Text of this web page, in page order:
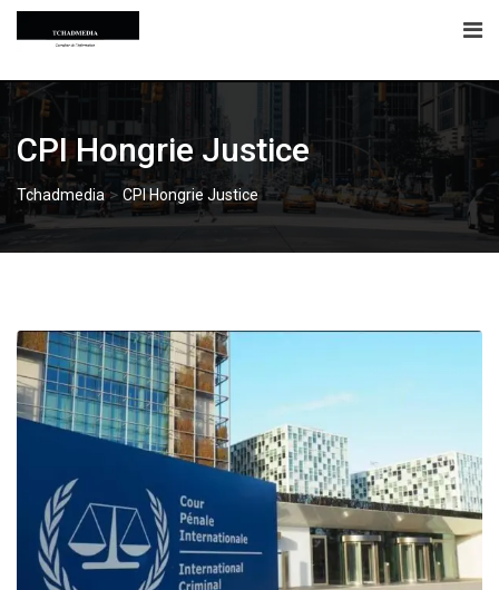
Skip
CPI Hongrie Justice
Tchadmedia> CPI Hongrie Justice